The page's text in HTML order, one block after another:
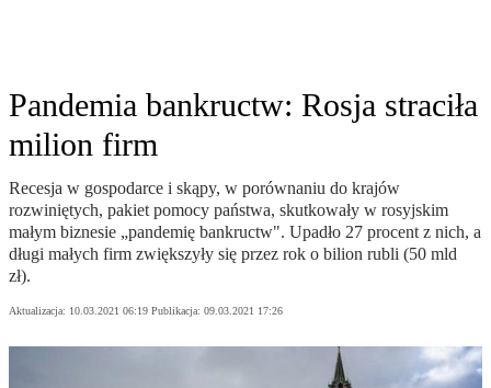
Pandemia bankructw: Rosja straciła
milion firm
Recesja w gospodarce i skąpy, w porównaniu do krajów
rozwiniętych, pakiet pomocy państwa, skutkowały w rosyjskim
małym biznesie „pandemię bankructw". Upadło 27 procent z nich, a
długi małych firm zwiększyły się przez rok o bilion rubli (50 mld
zł).
Aktualizacja: 10.03.2021 06:19 Publikacja: 09.03.2021 17:26